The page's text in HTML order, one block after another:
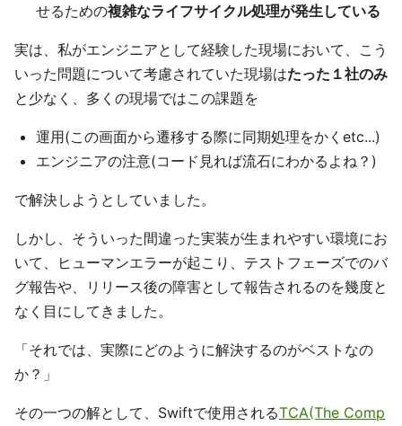
せるための複雑なライフサイクル処理が発生している
実は、私がエンジニアとして経験した現場において、こう
いった問題について考慮されていた現場はたった１社のみ
と少なく、多くの現場ではこの課題を
運用(この画面から遷移する際に同期処理をかくetc...)
エンジニアの注意(コード見れば流石にわかるよね？)
で解決しようとしていました。
しかし、そういった間違った実装が生まれやすい環境にお
いて、ヒューマンエラーが起こり、テストフェーズでのバ
グ報告や、リリース後の障害として報告されるのを幾度と
なく目にしてきました。
「それでは、実際にどのように解決するのがベストなの
か？」
その一つの解として、Swiftで使用されるTCA(The Comp